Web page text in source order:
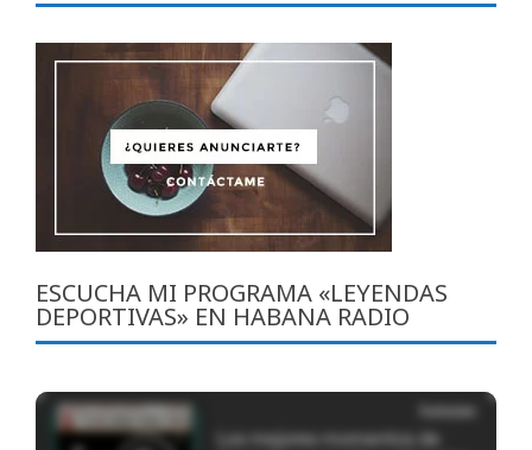
ESCUCHA MI PROGRAMA «LEYENDAS
DEPORTIVAS» EN HABANA RADIO